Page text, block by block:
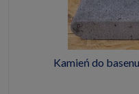
Kamień do